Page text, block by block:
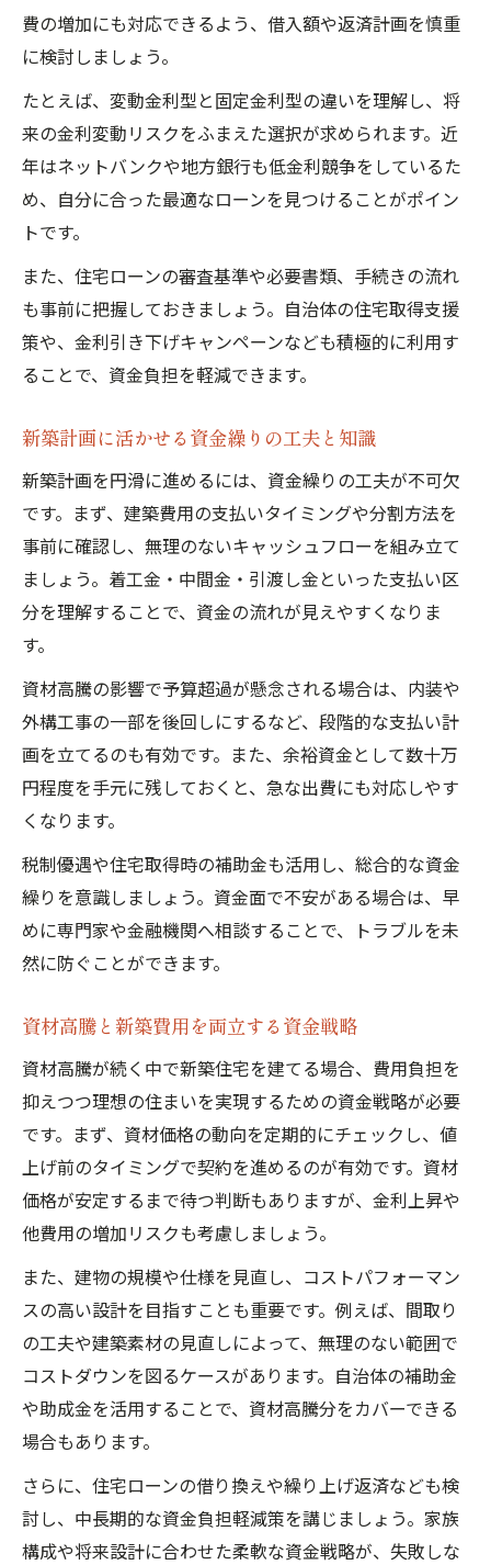
費の増加にも対応できるよう、借入額や返済計画を慎重
に検討しましょう。
たとえば、変動金利型と固定金利型の違いを理解し、将
来の金利変動リスクをふまえた選択が求められます。近
年はネットバンクや地方銀行も低金利競争をしているた
め、自分に合った最適なローンを見つけることがポイン
トです。
また、住宅ローンの審査基準や必要書類、手続きの流れ
も事前に把握しておきましょう。自治体の住宅取得支援
策や、金利引き下げキャンペーンなども積極的に利用す
ることで、資金負担を軽減できます。
新築計画に活かせる資金繰りの工夫と知識
新築計画を円滑に進めるには、資金繰りの工夫が不可欠
です。まず、建築費用の支払いタイミングや分割方法を
事前に確認し、無理のないキャッシュフローを組み立て
ましょう。着工金・中間金・引渡し金といった支払い区
分を理解することで、資金の流れが見えやすくなりま
す。
資材高騰の影響で予算超過が懸念される場合は、内装や
外構工事の一部を後回しにするなど、段階的な支払い計
画を立てるのも有効です。また、余裕資金として数十万
円程度を手元に残しておくと、急な出費にも対応しやす
くなります。
税制優遇や住宅取得時の補助金も活用し、総合的な資金
繰りを意識しましょう。資金面で不安がある場合は、早
めに専門家や金融機関へ相談することで、トラブルを未
然に防ぐことができます。
資材高騰と新築費用を両立する資金戦略
資材高騰が続く中で新築住宅を建てる場合、費用負担を
抑えつつ理想の住まいを実現するための資金戦略が必要
です。まず、資材価格の動向を定期的にチェックし、値
上げ前のタイミングで契約を進めるのが有効です。資材
価格が安定するまで待つ判断もありますが、金利上昇や
他費用の増加リスクも考慮しましょう。
また、建物の規模や仕様を見直し、コストパフォーマン
スの高い設計を目指すことも重要です。例えば、間取り
の工夫や建築素材の見直しによって、無理のない範囲で
コストダウンを図るケースがあります。自治体の補助金
や助成金を活用することで、資材高騰分をカバーできる
場合もあります。
さらに、住宅ローンの借り換えや繰り上げ返済なども検
討し、中長期的な資金負担軽減策を講じましょう。家族
構成や将来設計に合わせた柔軟な資金戦略が、失敗しな